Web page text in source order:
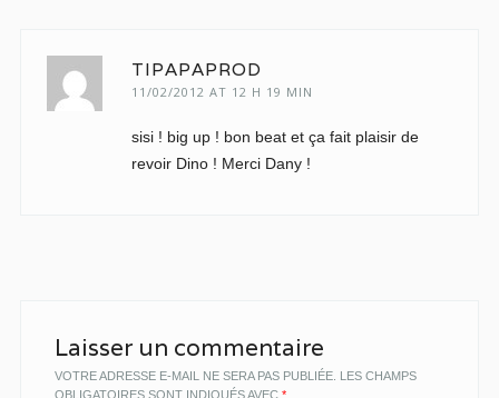
TIPAPAPROD
11/02/2012 AT 12 H 19 MIN
sisi ! big up ! bon beat et ça fait plaisir de
revoir Dino ! Merci Dany !
Laisser un commentaire
VOTRE ADRESSE E-MAIL NE SERA PAS PUBLIÉE. LES CHAMPS
OBLIGATOIRES SONT INDIQUÉS AVEC *